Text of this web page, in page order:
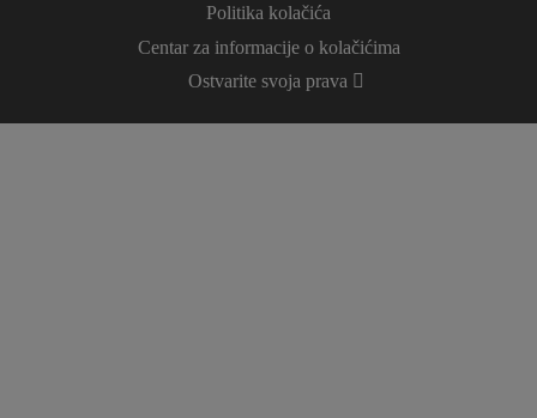
Politika kolačića
Centar za informacije o kolačićima
Ostvarite svoja prava